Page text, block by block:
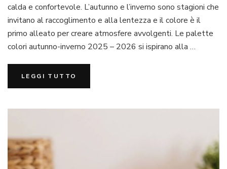
calda e confortevole. L’autunno e l’inverno sono stagioni che
invitano al raccoglimento e alla lentezza e il colore è il
primo alleato per creare atmosfere avvolgenti. Le palette
colori autunno-inverno 2025 – 2026 si ispirano alla …
LEGGI TUTTO